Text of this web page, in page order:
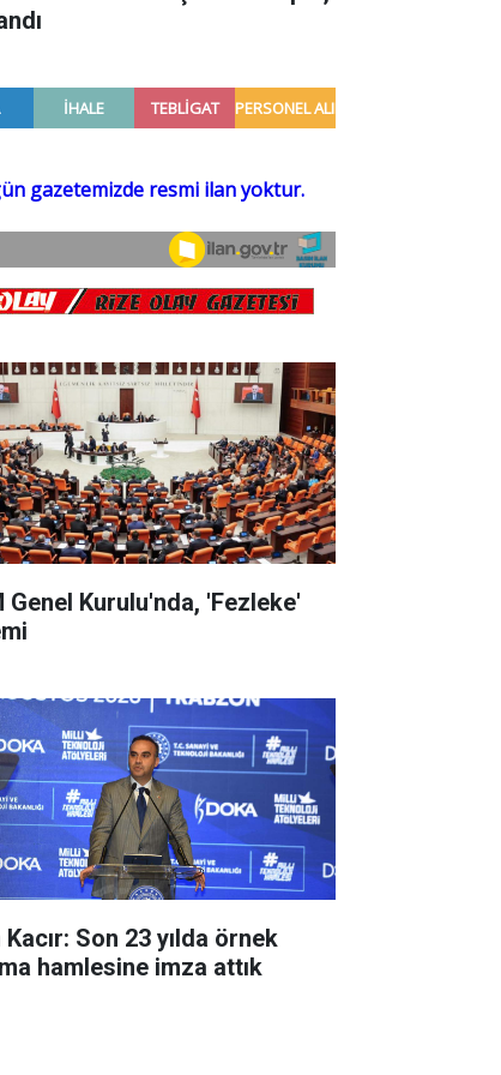
Genel Kurulu'nda, 'Fezleke'
Son 23 yılda örnek
hamlesine imza attık